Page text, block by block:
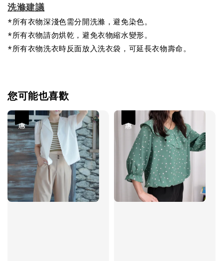
洗滌建議
*所有衣物深淺色需分開洗滌，避免染色。
*所有衣物請勿烘乾，避免衣物縮水變形。
*所有衣物洗衣時反面放入洗衣袋，可延長衣物壽命。
您可能也喜歡